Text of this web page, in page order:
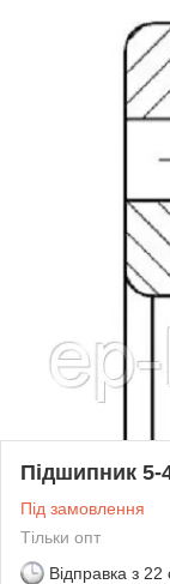
Підшипник
Під замовлення
Тільки опт
Відправка з 22